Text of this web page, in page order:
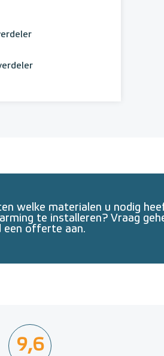
welke materialen u nodig
te installeren? Vraag
een offerte aan.
9,6